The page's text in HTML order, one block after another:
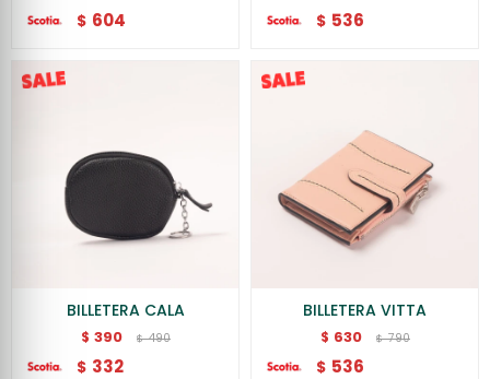
$ 604 $ 536
BILLETERA CALA
$ 390 $ 490
$ 332
BILLETERA VITTA
$ 630 $ 790
$ 536